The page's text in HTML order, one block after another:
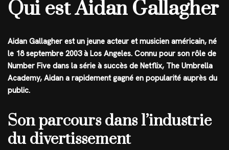
Qui est Aidan Gallagher
Aidan Gallagher est un jeune acteur et musicien américain, né
le 18 septembre 2003 à Los Angeles. Connu pour son rôle de
Number Five dans la série à succès de Netflix, The Umbrella
Academy, Aidan a rapidement gagné en popularité auprès du
public.
Son parcours dans l’industrie
du divertissement